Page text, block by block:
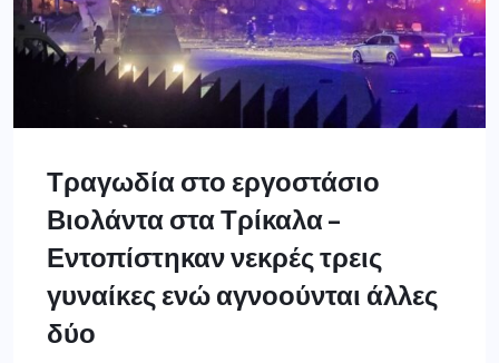
Τραγωδία στο εργοστάσιο
Βιολάντα στα Τρίκαλα –
Εντοπίστηκαν νεκρές τρεις
γυναίκες ενώ αγνοούνται άλλες
δύο